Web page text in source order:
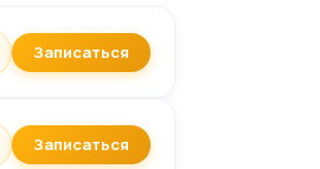
Записаться
Записаться